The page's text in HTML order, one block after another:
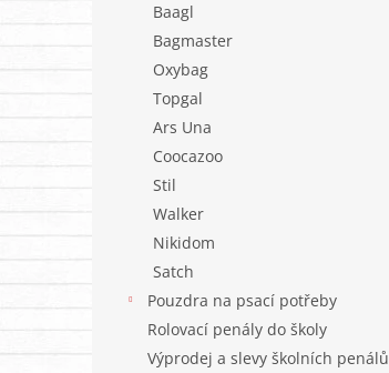
Baagl
Bagmaster
Oxybag
Topgal
Ars Una
Coocazoo
Stil
Walker
Nikidom
Satch
Pouzdra na psací potřeby
Rolovací penály do školy
Výprodej a slevy školních penálů